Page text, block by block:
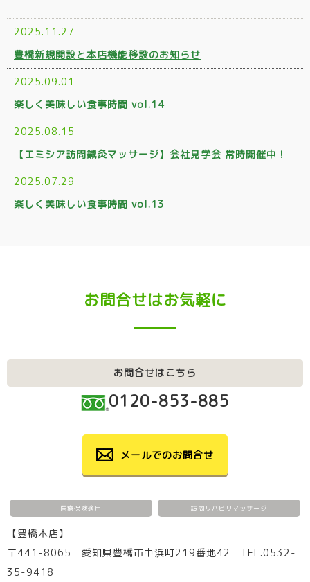
2025.11.27
豊橋新規開設と本店機能移設のお知らせ
2025.09.01
楽しく美味しい食事時間 vol.14
2025.08.15
【エミシア訪問鍼灸マッサージ】会社見学会 常時開催中！
2025.07.29
楽しく美味しい食事時間 vol.13
お問合せはお気軽に
お問合せはこちら
0120-853-885
メールでのお問合せ
医療保険適用 訪問リハビリマッサージ
【豊橋本店】
〒441-8065 愛知県豊橋市中浜町219番地42 TEL.0532-
35-9418